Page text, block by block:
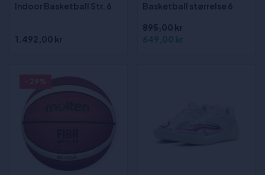
Indoor Basketball Str. 6
1.492,00 kr
Basketball størrelse 6
895,00 kr
649,00 kr